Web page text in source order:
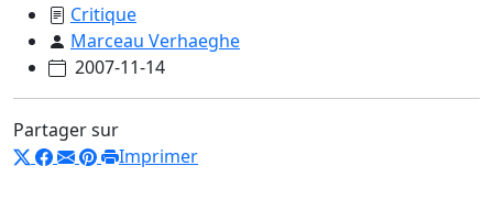
Critique
Marceau Verhaeghe
2007-11-14
Partager sur
Imprimer